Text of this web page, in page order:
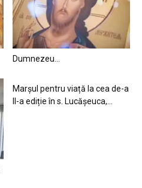
Dumnezeu…
Marșul pentru viață la cea de-a
II-a ediție în s. Lucășeuca,...